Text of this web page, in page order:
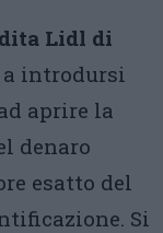
Lidl di
introdursi
aprire la
denaro
esatto del
Si